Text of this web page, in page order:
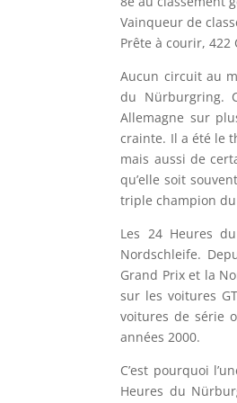
Vainqueur de
Prête à courir, 422
Aucun circuit au
du Nürburgring.
Allemagne sur
crainte. Il a été le
mais aussi de
qu’elle soit
triple champion
Les 24 Heures
Nordschleife.
Grand Prix et la
sur les voitures
voitures de série
années 2000.
C’est pourquoi
Heures du